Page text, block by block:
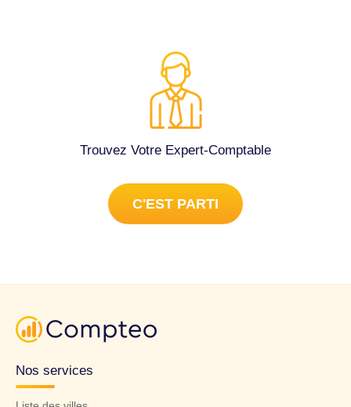
Trouvez Votre Expert-Comptable
C'EST PARTI
Nos services